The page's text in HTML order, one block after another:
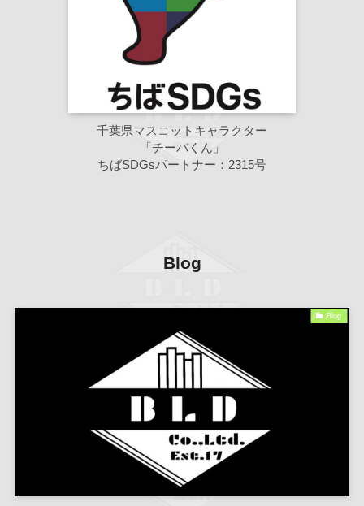
千葉県マスコットキャラクター
「チーバくん」
ちばSDGsパートナー：2315号
Blog
Blog